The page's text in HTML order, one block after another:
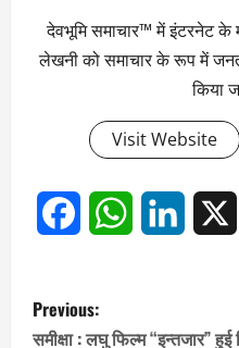
देवभूमि समाचार™ में इंटरनेट
लेखनी को समाचार के रूप में
किया
Visit Website
FacebookWhatsApp
P
Previous:
समीक्षा : लघु फिल्म “इन्तजार” हुई